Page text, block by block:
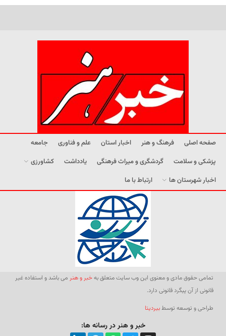
صفحه اصلی فرهنگ و هنر اخبار استان علم و فناوری
جامعه
پزشکی و سلامت
گردشگری و میراث فرهنگی یادداشت
کشاورزی
اخبار شهرستان ها
ارتباط با ما
تمامی حقوق مادی و معنوی این وب سایت متعلق بهخبر و هنر می باشد و استفاده غیر
قانونی از آن پیگرد قانونی دارد.
طراحی و توسعه توسطبیردیتا
خبر و هنر در رسانه ها: